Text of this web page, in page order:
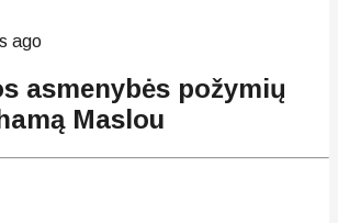
ago
asmenybės požymių
Maslou